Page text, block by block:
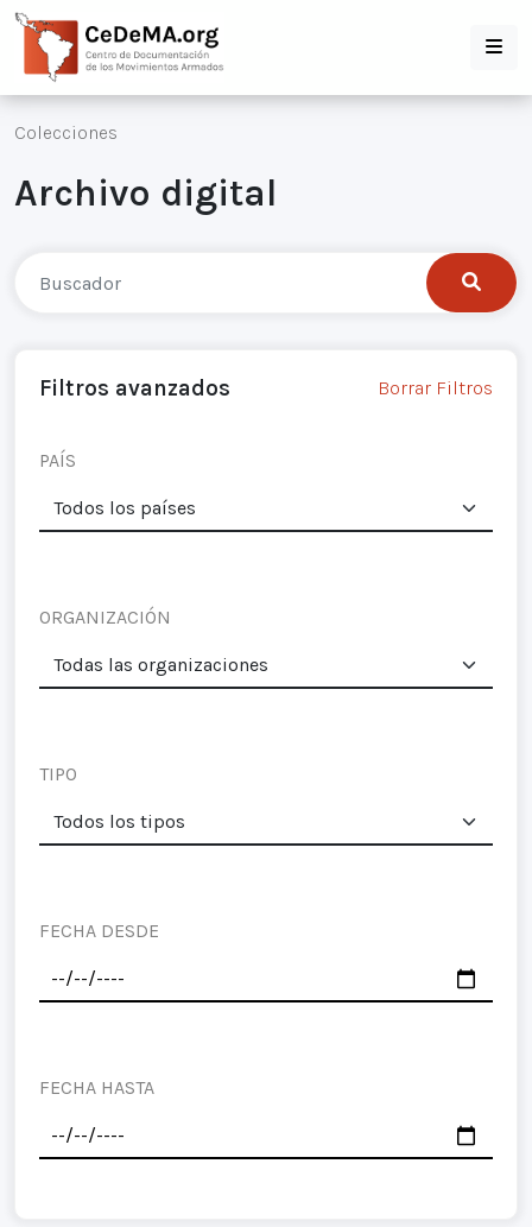
Colecciones
Archivo digital
Filtros avanzados Borrar Filtros
PAÍS
ORGANIZACIÓN
TIPO
FECHA DESDE
FECHA HASTA